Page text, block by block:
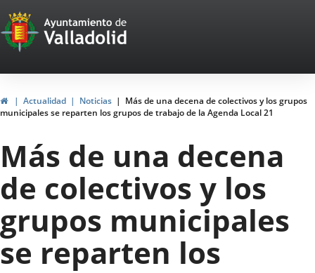
Portal
Web
del
Ayuntamiento
de
Valladolid
HomeActualidad Noticias
Más de una decena de colectivos y los grupos
municipales se reparten los grupos de trabajo de la Agenda Local 21
Más de una decena
de colectivos y los
grupos municipales
se reparten los